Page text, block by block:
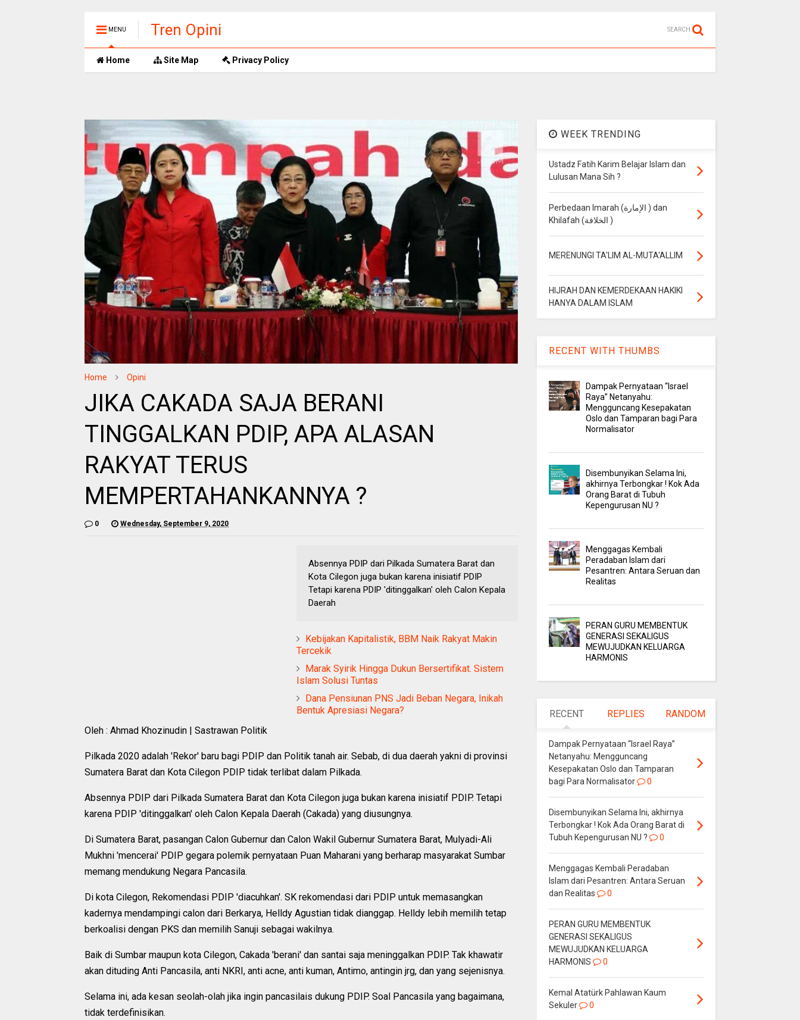
MENU Tren Opini SEARCH
Home Site Map Privacy Policy
Home Opini
JIKA CAKADA SAJA BERANI
TINGGALKAN PDIP, APA ALASAN
RAKYAT TERUS
MEMPERTAHANKANNYA ?
0 Wednesday, September 9, 2020
Absennya PDIP dari Pilkada Sumatera Barat dan
Kota Cilegon juga bukan karena inisiatif PDIP
Tetapi karena PDIP 'ditinggalkan' oleh Calon Kepala
Daerah
Kebijakan Kapitalistik, BBM Naik Rakyat Makin
Tercekik
Marak Syirik Hingga Dukun Bersertifikat. Sistem
Islam Solusi Tuntas
Dana Pensiunan PNS Jadi Beban Negara, Inikah
Bentuk Apresiasi Negara?
Oleh : Ahmad Khozinudin | Sastrawan Politik
Pilkada 2020 adalah 'Rekor' baru bagi PDIP dan Politik tanah air. Sebab, di dua daerah yakni di provinsi
Sumatera Barat dan Kota Cilegon PDIP tidak terlibat dalam Pilkada.
Absennya PDIP dari Pilkada Sumatera Barat dan Kota Cilegon juga bukan karena inisiatif PDIP. Tetapi
karena PDIP 'ditinggalkan' oleh Calon Kepala Daerah (Cakada) yang diusungnya.
Di Sumatera Barat, pasangan Calon Gubernur dan Calon Wakil Gubernur Sumatera Barat, Mulyadi-Ali
Mukhni 'mencerai' PDIP gegara polemik pernyataan Puan Maharani yang berharap masyarakat Sumbar
memang mendukung Negara Pancasila.
Di kota Cilegon, Rekomendasi PDIP 'diacuhkan'. SK rekomendasi dari PDIP untuk memasangkan
kadernya mendampingi calon dari Berkarya, Helldy Agustian tidak dianggap. Helldy lebih memilih tetap
berkoalisi dengan PKS dan memilih Sanuji sebagai wakilnya.
Baik di Sumbar maupun kota Cilegon, Cakada 'berani' dan santai saja meninggalkan PDIP. Tak khawatir
akan dituding Anti Pancasila, anti NKRI, anti acne, anti kuman, Antimo, antingin jrg, dan yang sejenisnya.
Selama ini, ada kesan seolah-olah jika ingin pancasilais dukung PDIP. Soal Pancasila yang bagaimana,
tidak terdefinisikan.
WEEK TRENDING
Ustadz Fatih Karim Belajar Islam dan
Lulusan Mana Sih ?
Perbedaan Imarah (الإمارة ) dan
Khilafah (الخلافة )
MERENUNGI TA'LIM AL-MUTA'ALLIM
HIJRAH DAN KEMERDEKAAN HAKIKI
HANYA DALAM ISLAM
RECENT WITH THUMBS
Dampak Pernyataan “Israel
Raya” Netanyahu:
Mengguncang Kesepakatan
Oslo dan Tamparan bagi Para
Normalisator
Disembunyikan Selama Ini,
akhirnya Terbongkar ! Kok Ada
Orang Barat di Tubuh
Kepengurusan NU ?
Menggagas Kembali
Peradaban Islam dari
Pesantren: Antara Seruan dan
Realitas
PERAN GURU MEMBENTUK
GENERASI SEKALIGUS
MEWUJUDKAN KELUARGA
HARMONIS
RECENT REPLIES RANDOM
Dampak Pernyataan “Israel Raya”
Netanyahu: Mengguncang
Kesepakatan Oslo dan Tamparan
bagi Para Normalisator
0
Disembunyikan Selama Ini, akhirnya
Terbongkar ! Kok Ada Orang Barat di
Tubuh Kepengurusan NU ?
0
Menggagas Kembali Peradaban
Islam dari Pesantren: Antara Seruan
dan Realitas
0
PERAN GURU MEMBENTUK
GENERASI SEKALIGUS
MEWUJUDKAN KELUARGA
HARMONIS
0
Kemal Atatürk Pahlawan Kaum
Sekuler
0